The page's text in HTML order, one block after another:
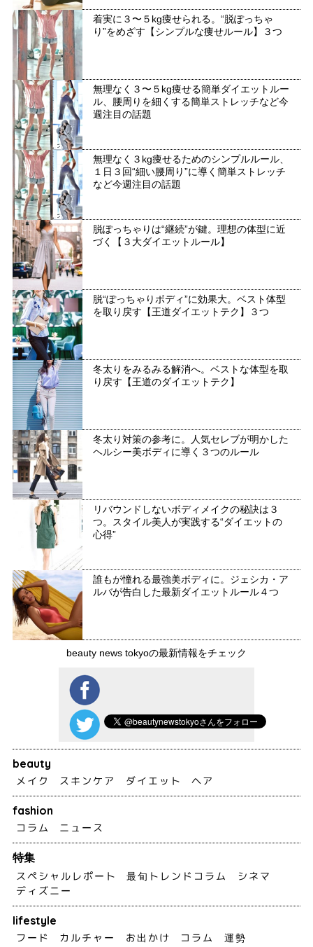
着実に３〜５kg痩せられる。“脱ぽっちゃ
り”をめざす【シンプルな痩せルール】３つ
無理なく３〜５kg痩せる簡単ダイエットルー
ル、腰周りを細くする簡単ストレッチなど今
週注目の話題
無理なく３kg痩せるためのシンプルルール、
１日３回“細い腰周り”に導く簡単ストレッチ
など今週注目の話題
脱ぽっちゃりは“継続”が鍵。理想の体型に近
づく【３大ダイエットルール】
脱“ぽっちゃりボディ”に効果大。ベスト体型
を取り戻す【王道ダイエットテク】３つ
冬太りをみるみる解消へ。ベストな体型を取
り戻す【王道のダイエットテク】
冬太り対策の参考に。人気セレブが明かした
ヘルシー美ボディに導く３つのルール
リバウンドしないボディメイクの秘訣は３
つ。スタイル美人が実践する“ダイエットの
心得”
誰もが憧れる最強美ボディに。ジェシカ・ア
ルバが告白した最新ダイエットルール４つ
beauty news tokyoの最新情報をチェック
beauty
メイク
スキンケア ダイエット ヘア
fashion
コラム
ニュース
特集
スペシャルレポート
最旬トレンドコラム
シネマ
ディズニー
lifestyle
フード
カルチャー お出かけ コラム 運勢